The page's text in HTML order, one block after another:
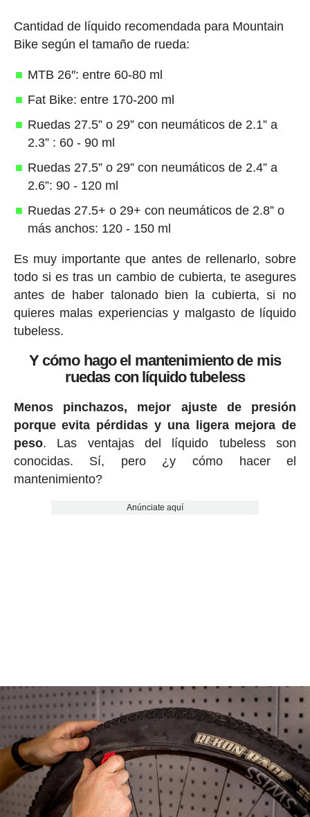
Cantidad de líquido recomendada para Mountain
Bike según el tamaño de rueda:
MTB 26″: entre 60-80 ml
Fat Bike: entre 170-200 ml
Ruedas 27.5” o 29” con neumáticos de 2.1” a
2.3” : 60 - 90 ml
Ruedas 27.5” o 29” con neumáticos de 2.4” a
2.6”: 90 - 120 ml
Ruedas 27.5+ o 29+ con neumáticos de 2.8” o
más anchos: 120 - 150 ml
Es muy importante que antes de rellenarlo, sobre
todo si es tras un cambio de cubierta, te asegures
antes de haber talonado bien la cubierta, si no
quieres malas experiencias y malgasto de líquido
tubeless.
Y cómo hago el mantenimiento de mis
ruedas con líquido tubeless
Menos pinchazos, mejor ajuste de presión
porque evita pérdidas y una ligera mejora de
peso. Las ventajas del líquido tubeless son
conocidas. Sí, pero ¿y cómo hacer el
mantenimiento?
Anúnciate aquí